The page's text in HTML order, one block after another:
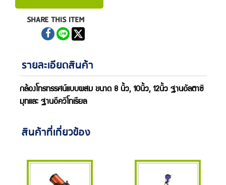
SHARE THIS ITEM
รายละเอียดสินค้า
กล้องโทรทรรศน์แบบผสม ขนาด 8 นิ้ว, 10นิ้ว, 12นิ้ว ฐานอัลตาซิ
มุทและ ฐานอีควิโทเรียล
สินค้าที่เกี่ยวข้อง